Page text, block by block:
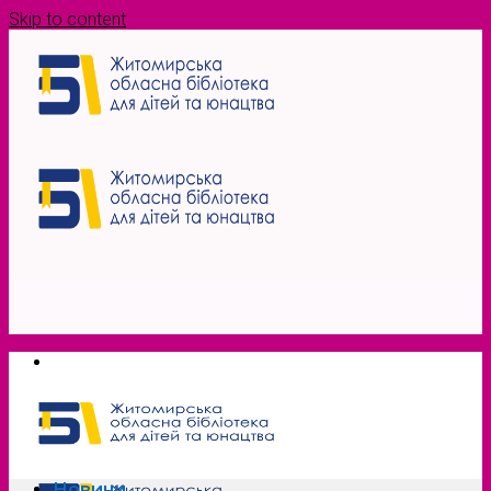
Skip to content